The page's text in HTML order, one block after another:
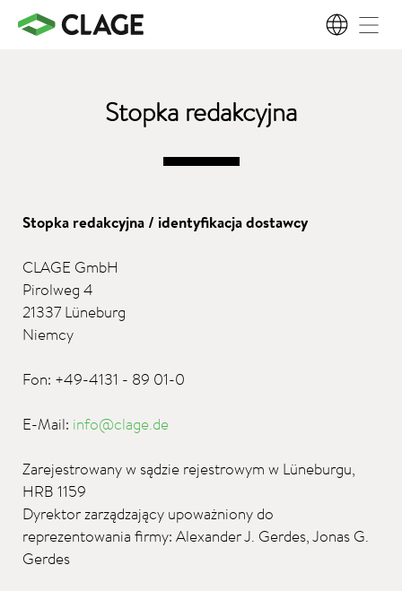
PL
Stopka redakcyjna
Stopka redakcyjna / identyfikacja dostawcy
CLAGE GmbH
Pirolweg 4
21337 Lüneburg
Niemcy
Fon: +49-4131 - 89 01-0
E-Mail: info@clage.de
Zarejestrowany w sądzie rejestrowym w Lüneburgu,
HRB 1159
Dyrektor zarządzający upoważniony do
reprezentowania firmy: Alexander J. Gerdes, Jonas G.
Gerdes